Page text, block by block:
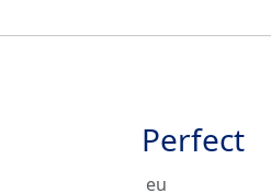
Perfect
eu